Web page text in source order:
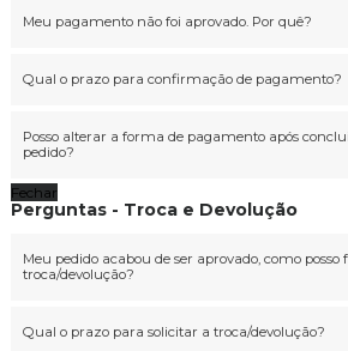
Meu pagamento não foi aprovado. Por quê?
Qual o prazo para confirmação de pagamento?
Posso alterar a forma de pagamento após
pedido?
Fechar
Perguntas - Troca e Devolução
Meu pedido acabou de ser aprovado, como posso
troca/devolução?
Qual o prazo para solicitar a troca/devolução?